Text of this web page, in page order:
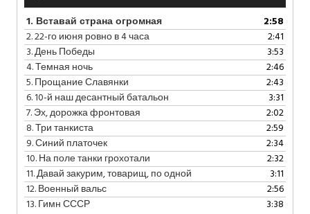
1. Вставай страна огромная
2:58
2.22-го июня ровно в 4 часа
2:41
3.День Победы
3:53
4.Темная ночь
2:46
5.Прощание Славянки
2:43
6.10-й наш десантный батальон
3:31
7.Эх, дорожка фронтовая
2:02
8.Три танкиста
2:59
9.Синий платочек
2:34
10.На поле танки грохотали
2:32
11.Давай закурим, товарищ, по одной
3:11
12.Военный вальс
2:56
13.Гимн СССР 3:38